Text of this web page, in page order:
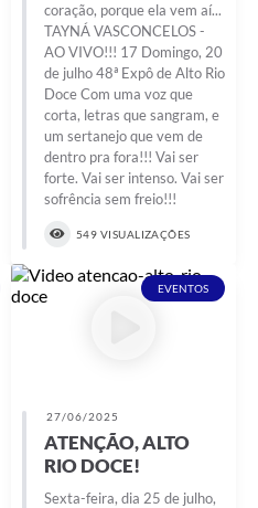
coração, porque ela vem aí...
TAYNÁ VASCONCELOS -
AO VIVO!!! 17 Domingo, 20
de julho 48ª Expô de Alto Rio
Doce Com uma voz que
corta, letras que sangram, e
um sertanejo que vem de
dentro pra fora!!! Vai ser
forte. Vai ser intenso. Vai ser
sofrência sem freio!!!
549 VISUALIZAÇÕES
EVENTOS
27/06/2025
ATENÇÃO, ALTO
RIO DOCE!
Sexta-feira, dia 25 de julho,